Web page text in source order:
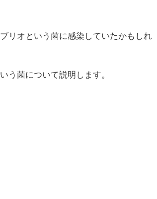
リオという菌に感染していたかもしれ
う菌について説明します。